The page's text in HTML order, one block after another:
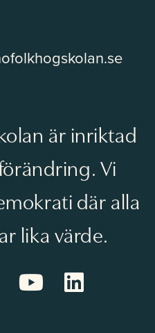
är inriktad
Vi
där alla
lika värde.